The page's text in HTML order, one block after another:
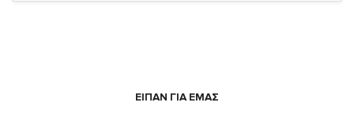
ΕΙΠΑΝ ΓΙΑ ΕΜΑΣ